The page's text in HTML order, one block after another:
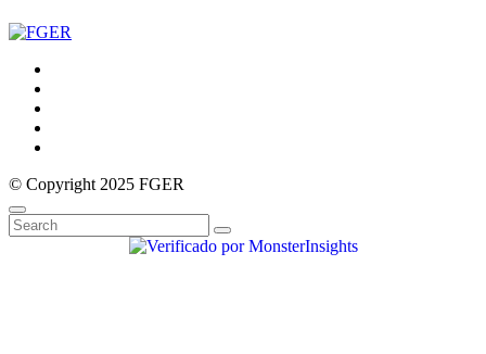
© Copyright 2025 FGER